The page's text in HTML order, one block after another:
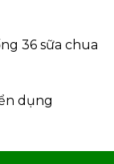
36 sữa chua
dụng